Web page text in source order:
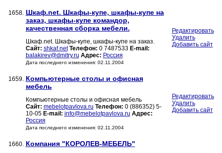
1658. Шкаф.net. Шкафы-купе, шкафы-купе на
заказ, шкафы-купе командор,
качественная сборка мебели.
Шкаф.net. Шкафы-купе, шкафы-купе на заказ.
Сайт: shkaf.net Телефон: 0 7487533 E-mail:
balakirev@dmitry.ru Адрес: Россия
Дата последнего изменения: 02.11.2004
Редактировать
Удалить
Добавить сайт
1659. Компьютерные столы и офисная
мебель
Компьютерные столы и офисная мебель
Сайт: mebelotpavlova.ru Телефон: 0 (886352) 5-
10-05 E-mail: info@mebelotpavlova.ru Адрес:
Россия
Дата последнего изменения: 02.11.2004
Редактировать
Удалить
Добавить сайт
1660. Компания "КОРОЛЕВ-МЕБЕЛЬ"